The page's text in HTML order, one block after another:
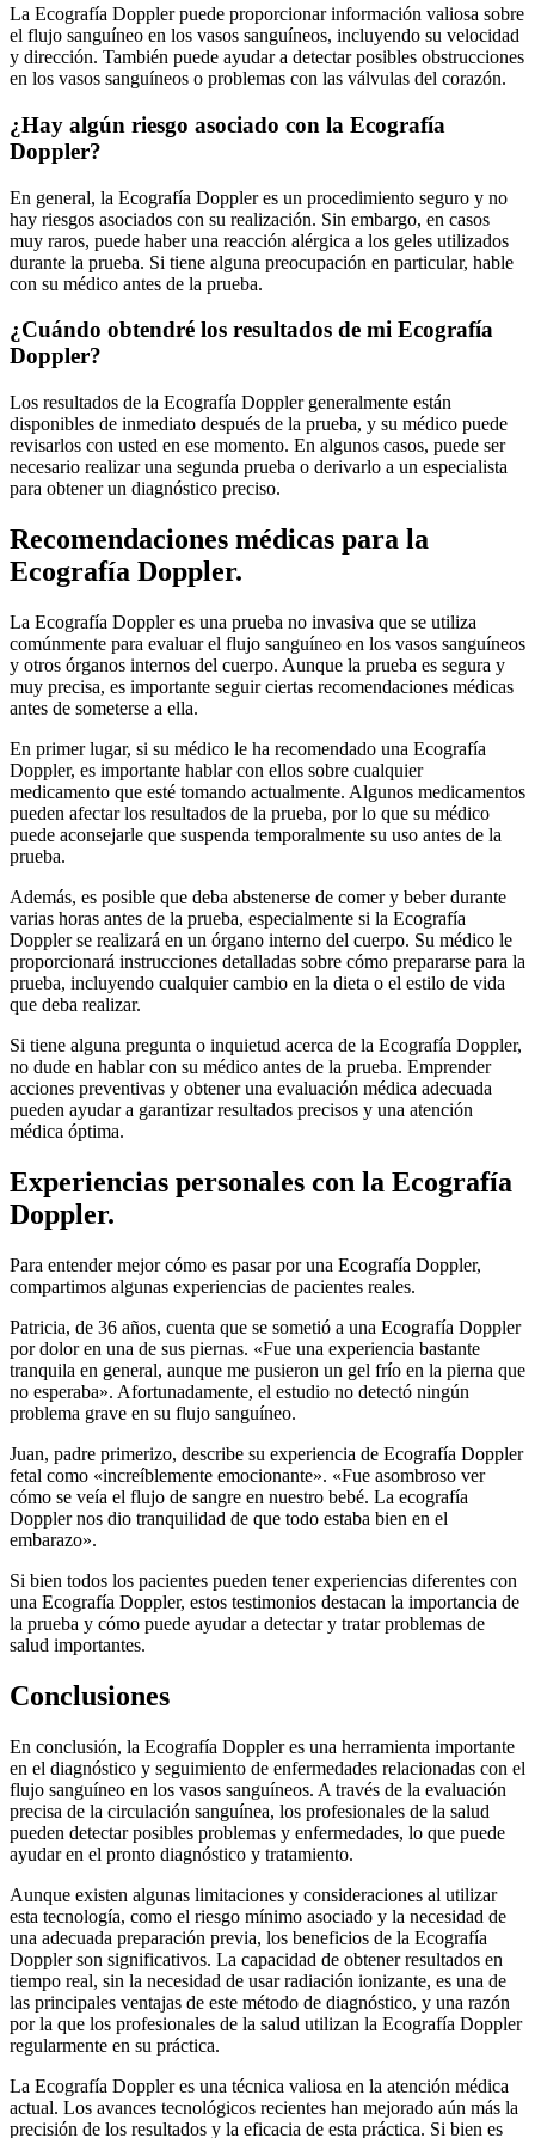
La Ecografía Doppler puede proporcionar información valiosa sobre
el flujo sanguíneo en los vasos sanguíneos, incluyendo su velocidad
y dirección. También puede ayudar a detectar posibles obstrucciones
en los vasos sanguíneos o problemas con las válvulas del corazón.
¿Hay algún riesgo asociado con la Ecografía
Doppler?
En general, la Ecografía Doppler es un procedimiento seguro y no
hay riesgos asociados con su realización. Sin embargo, en casos
muy raros, puede haber una reacción alérgica a los geles utilizados
durante la prueba. Si tiene alguna preocupación en particular, hable
con su médico antes de la prueba.
¿Cuándo obtendré los resultados de mi Ecografía
Doppler?
Los resultados de la Ecografía Doppler generalmente están
disponibles de inmediato después de la prueba, y su médico puede
revisarlos con usted en ese momento. En algunos casos, puede ser
necesario realizar una segunda prueba o derivarlo a un especialista
para obtener un diagnóstico preciso.
Recomendaciones médicas para la
Ecografía Doppler.
La Ecografía Doppler es una prueba no invasiva que se utiliza
comúnmente para evaluar el flujo sanguíneo en los vasos sanguíneos
y otros órganos internos del cuerpo. Aunque la prueba es segura y
muy precisa, es importante seguir ciertas recomendaciones médicas
antes de someterse a ella.
En primer lugar, si su médico le ha recomendado una Ecografía
Doppler, es importante hablar con ellos sobre cualquier
medicamento que esté tomando actualmente. Algunos medicamentos
pueden afectar los resultados de la prueba, por lo que su médico
puede aconsejarle que suspenda temporalmente su uso antes de la
prueba.
Además, es posible que deba abstenerse de comer y beber durante
varias horas antes de la prueba, especialmente si la Ecografía
Doppler se realizará en un órgano interno del cuerpo. Su médico le
proporcionará instrucciones detalladas sobre cómo prepararse para la
prueba, incluyendo cualquier cambio en la dieta o el estilo de vida
que deba realizar.
Si tiene alguna pregunta o inquietud acerca de la Ecografía Doppler,
no dude en hablar con su médico antes de la prueba. Emprender
acciones preventivas y obtener una evaluación médica adecuada
pueden ayudar a garantizar resultados precisos y una atención
médica óptima.
Experiencias personales con la Ecografía
Doppler.
Para entender mejor cómo es pasar por una Ecografía Doppler,
compartimos algunas experiencias de pacientes reales.
Patricia, de 36 años, cuenta que se sometió a una Ecografía Doppler
por dolor en una de sus piernas. «Fue una experiencia bastante
tranquila en general, aunque me pusieron un gel frío en la pierna que
no esperaba». Afortunadamente, el estudio no detectó ningún
problema grave en su flujo sanguíneo.
Juan, padre primerizo, describe su experiencia de Ecografía Doppler
fetal como «increíblemente emocionante». «Fue asombroso ver
cómo se veía el flujo de sangre en nuestro bebé. La ecografía
Doppler nos dio tranquilidad de que todo estaba bien en el
embarazo».
Si bien todos los pacientes pueden tener experiencias diferentes con
una Ecografía Doppler, estos testimonios destacan la importancia de
la prueba y cómo puede ayudar a detectar y tratar problemas de
salud importantes.
Conclusiones
En conclusión, la Ecografía Doppler es una herramienta importante
en el diagnóstico y seguimiento de enfermedades relacionadas con el
flujo sanguíneo en los vasos sanguíneos. A través de la evaluación
precisa de la circulación sanguínea, los profesionales de la salud
pueden detectar posibles problemas y enfermedades, lo que puede
ayudar en el pronto diagnóstico y tratamiento.
Aunque existen algunas limitaciones y consideraciones al utilizar
esta tecnología, como el riesgo mínimo asociado y la necesidad de
una adecuada preparación previa, los beneficios de la Ecografía
Doppler son significativos. La capacidad de obtener resultados en
tiempo real, sin la necesidad de usar radiación ionizante, es una de
las principales ventajas de este método de diagnóstico, y una razón
por la que los profesionales de la salud utilizan la Ecografía Doppler
regularmente en su práctica.
La Ecografía Doppler es una técnica valiosa en la atención médica
actual. Los avances tecnológicos recientes han mejorado aún más la
precisión de los resultados y la eficacia de esta práctica. Si bien es